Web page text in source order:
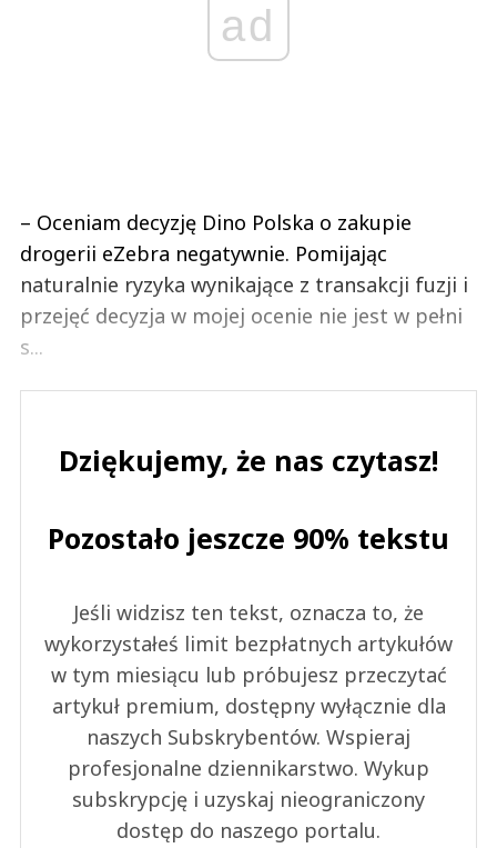
ad
– Oceniam decyzję Dino Polska o zakupie
drogerii eZebra negatywnie. Pomijając
naturalnie ryzyka wynikające z transakcji fuzji i
przejęć decyzja w mojej ocenie nie jest w pełni
s...
Dziękujemy, że nas czytasz!
Pozostało jeszcze 90% tekstu
Jeśli widzisz ten tekst, oznacza to, że
wykorzystałeś limit bezpłatnych artykułów
w tym miesiącu lub próbujesz przeczytać
artykuł premium, dostępny wyłącznie dla
naszych Subskrybentów. Wspieraj
profesjonalne dziennikarstwo. Wykup
subskrypcję i uzyskaj nieograniczony
dostęp do naszego portalu.